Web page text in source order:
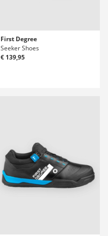
First Degree
Seeker Shoes
€ 139,95